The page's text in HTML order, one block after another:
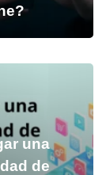
una
de